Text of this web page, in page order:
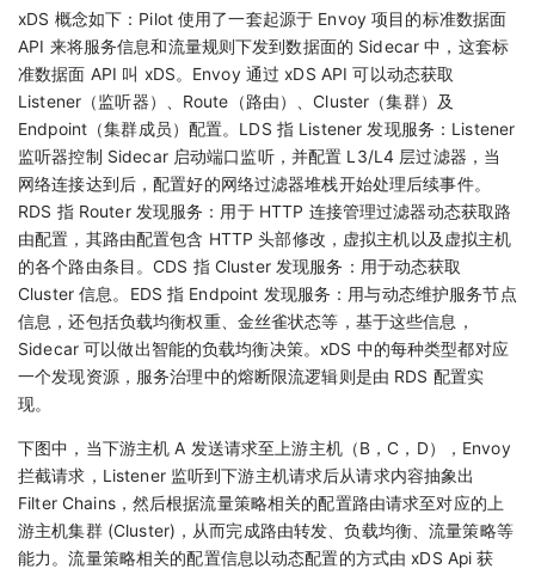
xDS 概念如下：Pilot 使用了一套起源于 Envoy 项目的标准数据面
API 来将服务信息和流量规则下发到数据面的 Sidecar 中，这套标
准数据面 API 叫 xDS。Envoy 通过 xDS API 可以动态获取
Listener（监听器）、Route（路由）、Cluster（集群）及
Endpoint（集群成员）配置。LDS 指 Listener 发现服务：Listener
监听器控制 Sidecar 启动端口监听，并配置 L3/L4 层过滤器，当
网络连接达到后，配置好的网络过滤器堆栈开始处理后续事件。
RDS 指 Router 发现服务：用于 HTTP 连接管理过滤器动态获取路
由配置，其路由配置包含 HTTP 头部修改，虚拟主机以及虚拟主机
的各个路由条目。CDS 指 Cluster 发现服务：用于动态获取
Cluster 信息。EDS 指 Endpoint 发现服务：用与动态维护服务节点
信息，还包括负载均衡权重、金丝雀状态等，基于这些信息，
Sidecar 可以做出智能的负载均衡决策。xDS 中的每种类型都对应
一个发现资源，服务治理中的熔断限流逻辑则是由 RDS 配置实
现。
下图中，当下游主机 A 发送请求至上游主机（B，C，D），Envoy
拦截请求，Listener 监听到下游主机请求后从请求内容抽象出
Filter Chains，然后根据流量策略相关的配置路由请求至对应的上
游主机集群 (Cluster)，从而完成路由转发、负载均衡、流量策略等
能力。流量策略相关的配置信息以动态配置的方式由 xDS Api 获